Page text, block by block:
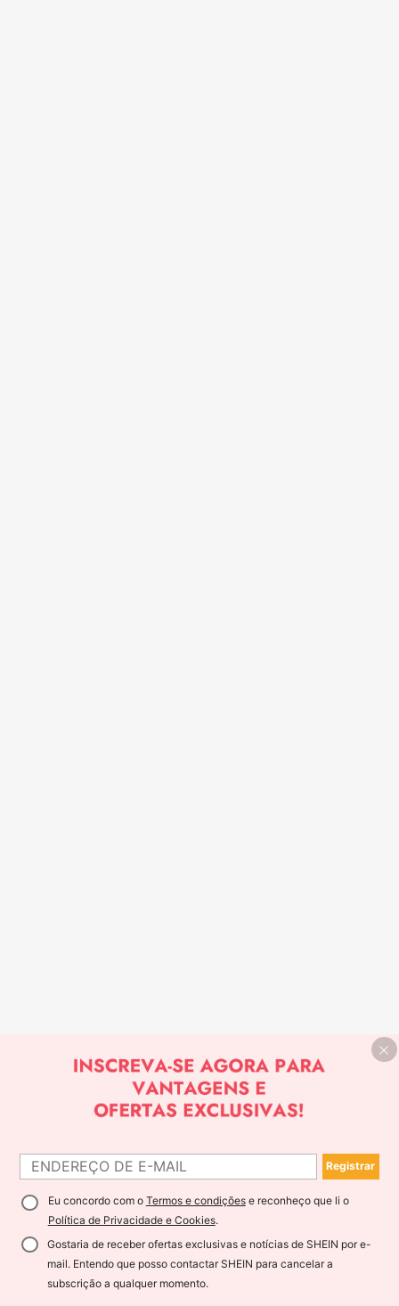
Registrar
Eu concordo com o Termos e condiçõese reconheço que li o
Política de Privacidade e Cookies.
Gostaria de receber ofertas exclusivas e notícias de SHEIN por e-
mail. Entendo que posso contactar SHEIN para cancelar a
subscrição a qualquer momento.